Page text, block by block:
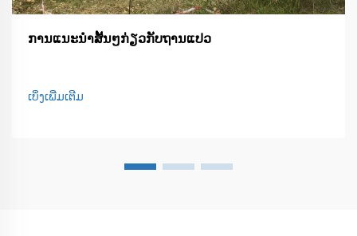
ການແນະນຳສັ້ນໆກ່ຽວກັບຖານແປວ
ເບິ່ງເພີ່ມເຕີມ